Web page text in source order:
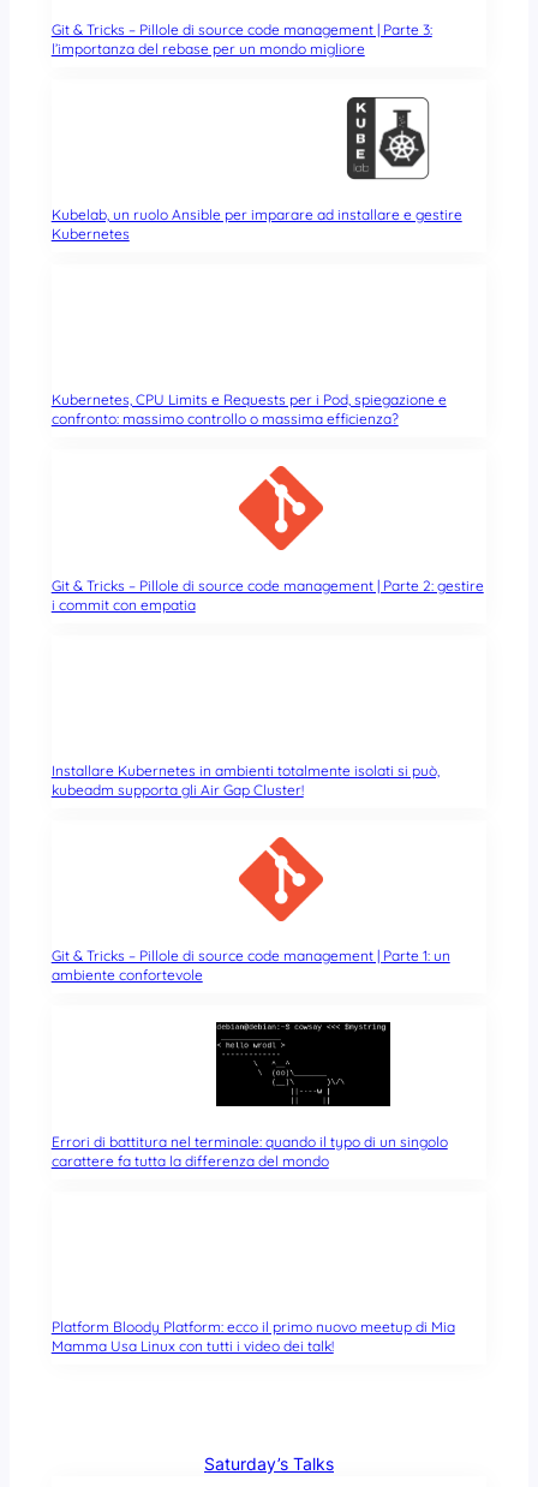
Git & Tricks – Pillole di source code management | Parte 3:
l’importanza del rebase per un mondo migliore
Kubelab, un ruolo Ansible per imparare ad installare e gestire
Kubernetes
Kubernetes, CPU Limits e Requests per i Pod, spiegazione e
confronto: massimo controllo o massima efficienza?
Git & Tricks – Pillole di source code management | Parte 2: gestire
i commit con empatia
Installare Kubernetes in ambienti totalmente isolati si può,
kubeadm supporta gli Air Gap Cluster!
Git & Tricks – Pillole di source code management | Parte 1: un
ambiente confortevole
Errori di battitura nel terminale: quando il typo di un singolo
carattere fa tutta la differenza del mondo
Platform Bloody Platform: ecco il primo nuovo meetup di Mia
Mamma Usa Linux con tutti i video dei talk!
Saturday’s Talks